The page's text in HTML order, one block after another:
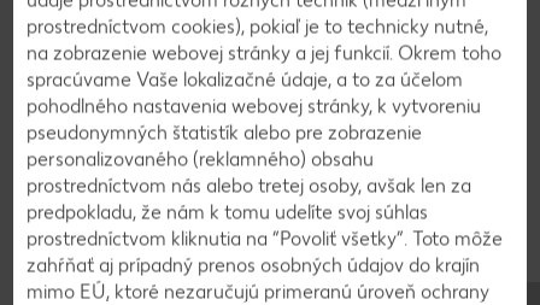
°C približne 15 - 20 minút.
2
V miske zmiešame tvaroh, cukor, žĺtky, zlatý klas,
citrónovú kôru a šťavu. Pridáme mlieko. Plnku
vylejeme do predpečeného korpusu a dáme piecť
približne na 30 - 40 minút.
prostredníctvom cookies), pokiaľ je to technicky nutné,
na zobrazenie webovej stránky a jej funkcií. Okrem toho
spracúvame Vaše lokalizačné údaje, a to za účelom
pohodlného nastavenia webovej stránky, k vytvoreniu
pseudonymných štatistík alebo pre zobrazenie
personalizovaného (reklamného) obsahu
prostredníctvom nás alebo tretej osoby, avšak len za
predpokladu, že nám k tomu udelíte svoj súhlas
prostredníctvom kliknutia na “Povoliť všetky”. Toto môže
zahŕňať aj prípadný prenos osobných údajov do krajín
mimo EÚ, ktoré nezaručujú primeranú úroveň ochrany